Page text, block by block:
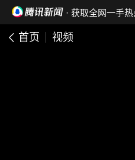
· 获取全网一手热
首页 视频